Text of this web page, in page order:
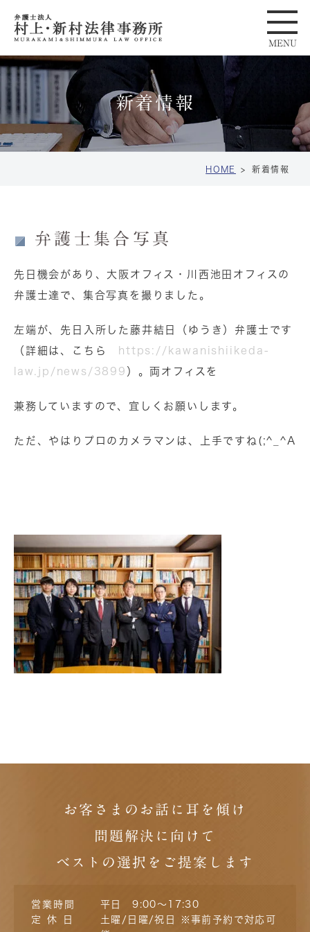
新着情報
HOME 新着情報
弁護士集合写真
先日機会があり、大阪オフィス・川西池田オフィスの
弁護士達で、集合写真を撮りました。
左端が、先日入所した藤井結日（ゆうき）弁護士です
（詳細は、こちら
https://kawanishiikeda-
law.jp/news/3899 ）。両オフィスを
兼務していますので、宜しくお願いします。
ただ、やはりプロのカメラマンは、上手ですね(;^_^A
お客さまのお話に耳を傾け
問題解決に向けて
ベストの選択をご提案します
営業時間
平日 9:00～17:30
定 休 日
土曜/日曜/祝日 ※事前予約で対応可